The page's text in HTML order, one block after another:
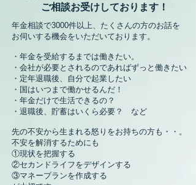
ご相談お受けしております ！
年金相談で3000件以上、たくさんの方のお話を
お伺いする機会をいただいております。
・年金を受給するまでは働きたい。
・ 会社が必要とされるのであればずっと 働きたい
・定年退職後、自分で起業したい
・国はいつまで働かせるんだ！
・年金だけで生活できるの？
・退職後、貯蓄はいくら必要？ など
先の不安から生まれる怒りをお持ちの方も・・。
不安を解消するためにも
①現状を把握する
②セカンドライフをデザインする
③マネープランを作成する